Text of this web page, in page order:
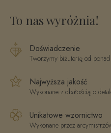
To nas wyróżnia!
Doświadczenie
Tworzymy biżuterię od
Najwyższa jakość
Wykonane z dbałością o
Unikatowe wzornictwo
Wykonane przez